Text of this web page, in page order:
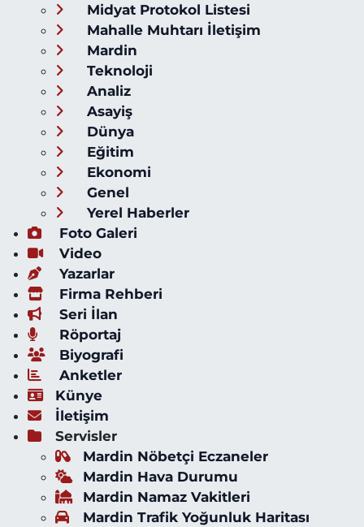
Midyat Protokol Listesi
Mahalle Muhtarı İletişim
Mardin
Teknoloji
Analiz
Asayiş
Dünya
Eğitim
Ekonomi
Genel
Yerel Haberler
Foto Galeri
Video
Yazarlar
Firma Rehberi
Seri İlan
Röportaj
Biyografi
Anketler
Künye
İletişim
Servisler
Mardin Nöbetçi Eczaneler
Mardin Hava Durumu
Mardin Namaz Vakitleri
Mardin Trafik Yoğunluk Haritası